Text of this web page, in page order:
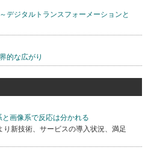
デジタルトランスフォーメーションと
的な広がり
画像系で反応は分かれる
り新技術、サービスの導入状況、満足